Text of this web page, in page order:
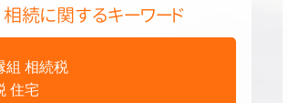
相続に関するキーワード
組 相続税
住宅